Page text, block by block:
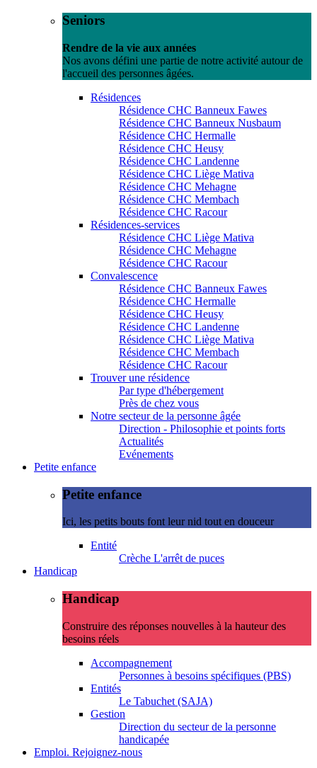
Seniors
Rendre de la vie aux années
Nos avons défini une partie de notre activité autour de
l'accueil des personnes âgées.
Résidences
Résidence CHC Banneux Fawes
Résidence CHC Banneux Nusbaum
Résidence CHC Hermalle
Résidence CHC Heusy
Résidence CHC Landenne
Résidence CHC Liège Mativa
Résidence CHC Mehagne
Résidence CHC Membach
Résidence CHC Racour
Résidences-services
Résidence CHC Liège Mativa
Résidence CHC Mehagne
Résidence CHC Racour
Convalescence
Résidence CHC Banneux Fawes
Résidence CHC Hermalle
Résidence CHC Heusy
Résidence CHC Landenne
Résidence CHC Liège Mativa
Résidence CHC Membach
Résidence CHC Racour
Trouver une résidence
Par type d'hébergement
Près de chez vous
Notre secteur de la personne âgée
Direction - Philosophie et points forts
Actualités
Evénements
Petite enfance
Petite enfance
Ici, les petits bouts font leur nid tout en douceur
Entité
Crèche L'arrêt de puces
Handicap
Handicap
Construire des réponses nouvelles à la hauteur des
besoins réels
Accompagnement
Personnes à besoins spécifiques (PBS)
Entités
Le Tabuchet (SAJA)
Gestion
Direction du secteur de la personne
handicapée
Emploi. Rejoignez-nous